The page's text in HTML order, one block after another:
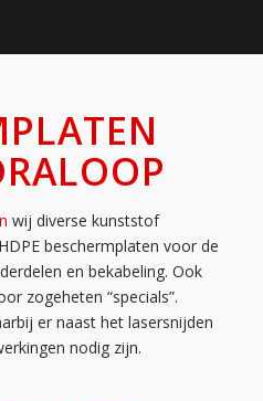
wij diverse kunststof
beschermplaten voor de
en bekabeling. Ook
zogeheten “specials”.
er naast het lasersnijden
nodig zijn.